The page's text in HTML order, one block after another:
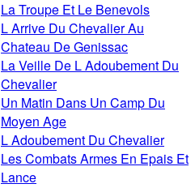
La Troupe Et Le Benevols
L Arrive Du Chevalier Au
Chateau De Genissac
La Veille De L Adoubement Du
Chevalier
Un Matin Dans Un Camp Du
Moyen Age
L Adoubement Du Chevalier
Les Combats Armes En Epais Et
Lance